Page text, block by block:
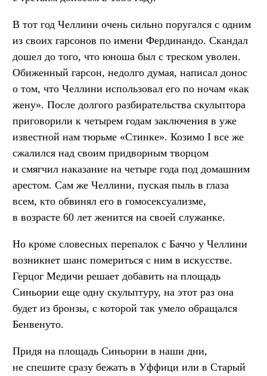
В тот год Челлини очень сильно поругался с одним
из своих гарсонов по имени Фердинандо. Скандал
дошел до того, что юноша был с треском уволен.
Обиженный гарсон, недолго думая, написал донос
о том, что Челлини использовал его по ночам «как
жену». После долгого разбирательства скульптора
приговорили к четырем годам заключения в уже
известной нам тюрьме «Стинке». Козимо I все же
сжалился над своим придворным творцом
и смягчил наказание на четыре года под домашним
арестом. Сам же Челлини, пуская пыль в глаза
всем, кто обвинял его в гомосексуализме,
в возрасте 60 лет женится на своей служанке.
Но кроме словесных перепалок с Баччо у Челлини
возникнет шанс помериться с ним в искусстве.
Герцог Медичи решает добавить на площадь
Синьории еще одну скульптуру, на этот раз она
будет из бронзы, с которой так умело обращался
Бенвенуто.
Придя на площадь Синьории в наши дни,
не спешите сразу бежать в Уффици или в Старый